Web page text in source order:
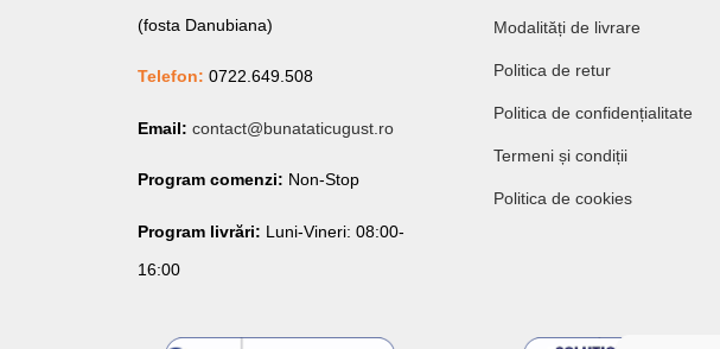
(fosta Danubiana)
Telefon: 0722.649.508
Email: contact@bunataticugust.ro
Program comenzi: Non-Stop
Program livrări: Luni-Vineri: 08:00-
16:00
Modalități de livrare
Politica de retur
Politica de confidențialitate
Termeni și condiții
Politica de cookies